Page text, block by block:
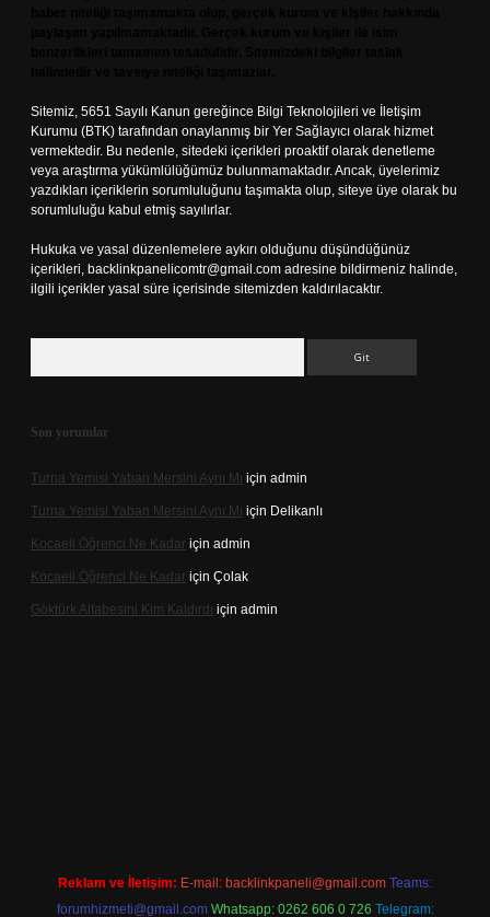
Sitemiz, 5651 Sayılı Kanun gereğince Bilgi Teknolojileri ve İletişim
Kurumu (BTK) tarafından onaylanmış bir Yer Sağlayıcı olarak hizmet
vermektedir. Bu nedenle, sitedeki içerikleri proaktif olarak denetleme
veya araştırma yükümlülüğümüz bulunmamaktadır. Ancak, üyelerimiz
yazdıkları içeriklerin sorumluluğunu taşımakta olup, siteye üye olarak bu
sorumluluğu kabul etmiş sayılırlar.
Hukuka ve yasal düzenlemelere aykırı olduğunu düşündüğünüz
içerikleri, backlinkpanelicomtr@gmail.com adresine bildirmeniz halinde,
ilgili içerikler yasal süre içerisinde sitemizden kaldırılacaktır.
Son yorumlar
Turna Yemisi Yaban Mersini Aynı Mı için admin
Turna Yemisi Yaban Mersini Aynı Mı için Delikanlı
Kocaeli Öğrenci Ne Kadar için admin
Kocaeli Öğrenci Ne Kadar için Çolak
Göktürk Alfabesini Kim Kaldırdı için admin
Reklam ve İletişim: E-mail: backlinkpaneli@gmail.com Teams:
forumhizmeti@gmail.com Whatsapp: 0262 606 0 726 Telegram: